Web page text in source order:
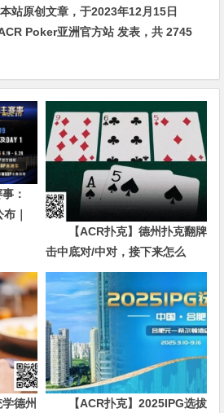
本站原创文章，于2023年12月15日
Poker亚洲官方站 发表，共 2745
：
｜
【ACR扑克】德州扑克翻牌
击中底对/中对，接下来怎么
办？90%玩家都犯错的关键点！
学德州
【ACR扑克】2025IPG选拔